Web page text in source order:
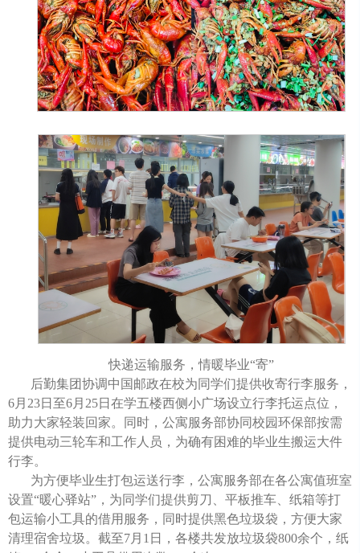
快递运输服务，情暖毕业“寄”
后勤集团协调中国邮政在校为同学们提供收寄行李服务，
6月23日至6月25日在学五楼西侧小广场设立行李托运点位，
助力大家轻装回家。同时，公寓服务部协同校园环保部按需
提供电动三轮车和工作人员，为确有困难的毕业生搬运大件
行李。
为方便毕业生打包运送行李，公寓服务部在各公寓值班室
设置“暖心驿站”，为同学们提供剪刀、平板推车、纸箱等打
包运输小工具的借用服务，同时提供黑色垃圾袋，方便大家
清理宿舍垃圾。截至7月1日，各楼共发放垃圾袋800余个，纸